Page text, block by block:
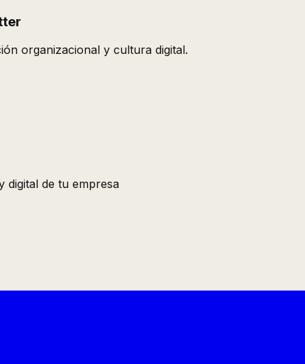
organizacional y cultura digital.
digital de tu empresa